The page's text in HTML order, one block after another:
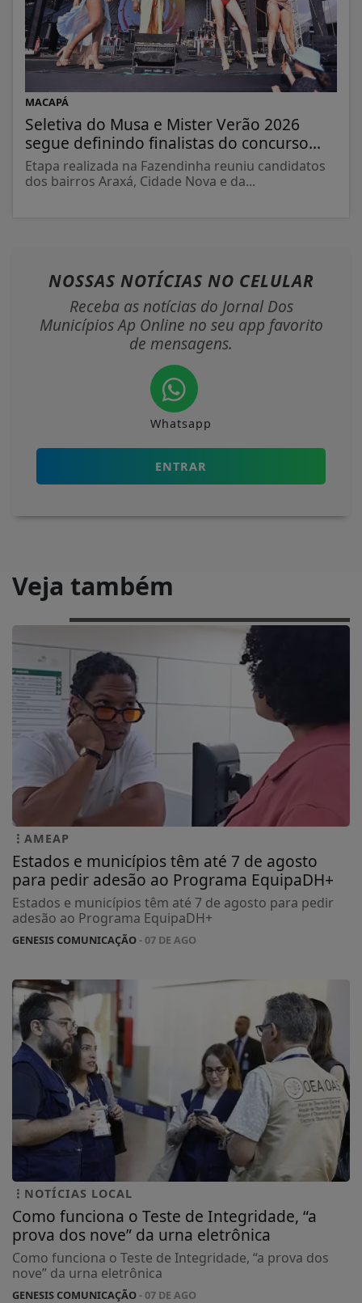
MACAPÁ
Seletiva do Musa e Mister Verão 2026
segue definindo finalistas do concurso...
Etapa realizada na Fazendinha reuniu candidatos
dos bairros Araxá, Cidade Nova e da...
NOSSAS NOTÍCIAS NO CELULAR
Receba as notícias do Jornal Dos
Municípios Ap Online no seu app favorito
de mensagens.
Whatsapp
ENTRAR
Veja também
AMEAP
Estados e municípios têm até 7 de agosto
para pedir adesão ao Programa EquipaDH+
Estados e municípios têm até 7 de agosto para pedir
adesão ao Programa EquipaDH+
GENESIS COMUNICAÇÃO- 07 DE AGO
NOTÍCIAS LOCAL
Como funciona o Teste de Integridade, “a
prova dos nove” da urna eletrônica
Como funciona o Teste de Integridade, “a prova dos
nove” da urna eletrônica
GENESIS COMUNICAÇÃO- 07 DE AGO